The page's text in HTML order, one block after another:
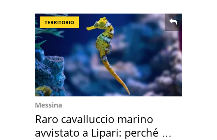
TERRITORIO
Messina
Raro cavalluccio marino
avvistato a Lipari: perché è